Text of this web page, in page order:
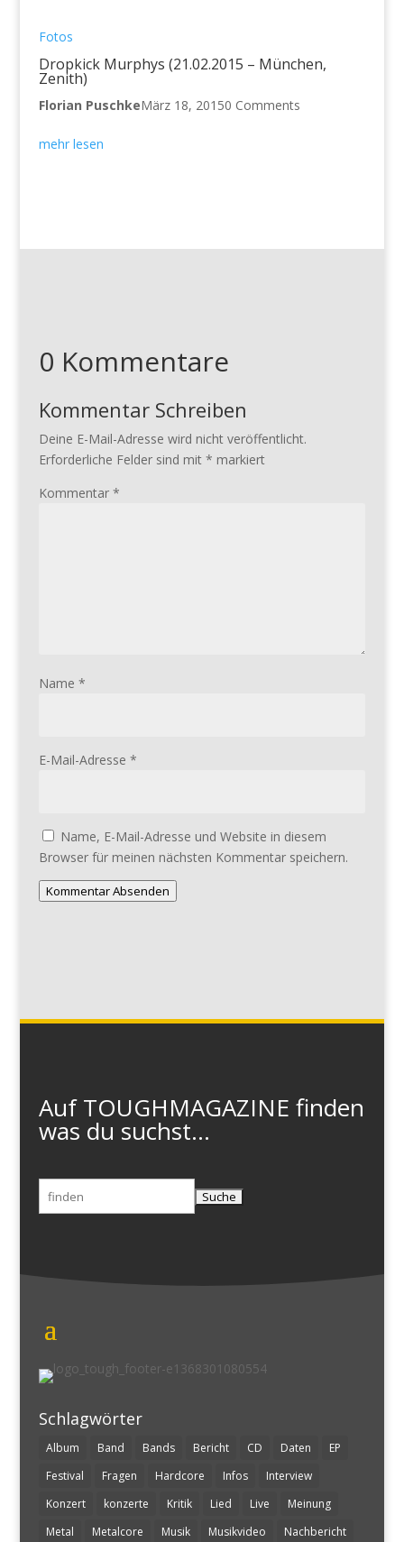
Fotos
Dropkick Murphys (21.02.2015 – München,
Zenith)
Florian PuschkeMärz 18, 20150 Comments
mehr lesen
0 Kommentare
Kommentar Schreiben
Deine E-Mail-Adresse wird nicht veröffentlicht.
Erforderliche Felder sind mit * markiert
Kommentar *
Name *
E-Mail-Adresse *
Name, E-Mail-Adresse und Website in diesem
Browser für meinen nächsten Kommentar speichern.
Kommentar Absenden
Auf TOUGHMAGAZINE finden
was du suchst...
Suchen
nach:
Schlagwörter
Album Band Bands Bericht CD Daten
EP
Festival
Fragen Hardcore Infos
Interview
Konzert
konzerte Kritik Lied Live
Meinung
Metal
Metalcore Musik Musikvideo Nachbericht